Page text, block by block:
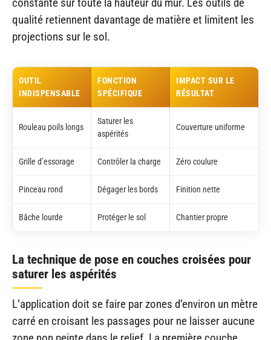
qualité retiennent davantage de matière et limitent les
projections sur le sol.
OUTIL
INDISPENSABLE
FONCTION
SPÉCIFIQUE
IMPACT SUR LE
RÉSULTAT
Rouleau poils longs
Saturer les
aspérités
Couverture uniforme
Grille d’essorage Contrôler la charge Zéro coulure
Pinceau rond Dégager les bords Finition nette
Bâche lourde Protéger le sol Chantier propre
La technique de pose en couches croisées pour
saturer les aspérités
L’application doit se faire par zones d’environ un mètre
carré en croisant les passages pour ne laisser aucune